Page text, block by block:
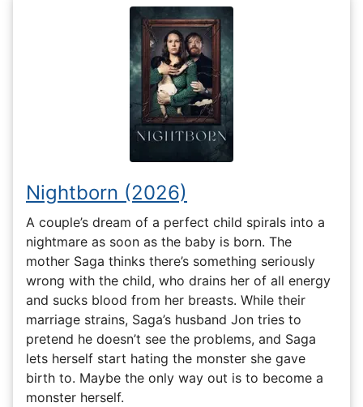
Nightborn (2026)
A couple’s dream of a perfect child spirals into a
nightmare as soon as the baby is born. The
mother Saga thinks there’s something seriously
wrong with the child, who drains her of all energy
and sucks blood from her breasts. While their
marriage strains, Saga’s husband Jon tries to
pretend he doesn’t see the problems, and Saga
lets herself start hating the monster she gave
birth to. Maybe the only way out is to become a
monster herself.